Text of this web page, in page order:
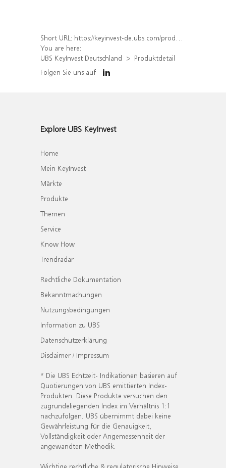
Short URL: https://keyinvest-de.ubs.com/produkt/detail/index/isin/DE000WA54PB2
You are here:
UBS KeyInvest Deutschland
Produktdetail
Folgen Sie uns auf
Explore UBS KeyInvest
Home
Mein KeyInvest
Märkte
Produkte
Themen
Service
Know How
Trendradar
Rechtliche Dokumentation
Bekanntmachungen
Nutzungsbedingungen
Information zu UBS
Datenschutzerklärung
Disclaimer / Impressum
* Die UBS Echtzeit- Indikationen basieren auf
Quotierungen von UBS emittierten Index-
Produkten. Diese Produkte versuchen den
zugrundeliegenden Index im Verhältnis 1:1
nachzufolgen. UBS übernimmt dabei keine
Gewährleistung für die Genauigkeit,
Vollständigkeit oder Angemessenheit der
angewandten Methodik.